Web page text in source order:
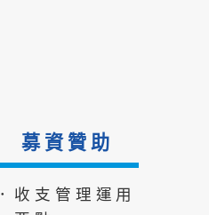
募資贊助
．收支管理運用